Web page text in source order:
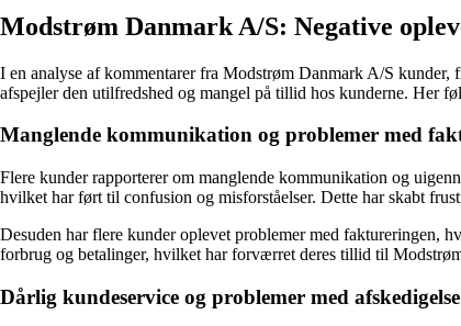
Modstrøm Danmark A/S: Negative
I en analyse af kommentarer fra Modstrøm Danmark A/S kunder,
afspejler den utilfredshed og mangel på tillid hos kunderne. Her
Manglende kommunikation og problemer med
Flere kunder rapporterer om manglende kommunikation og
hvilket har ført til confusion og misforståelser. Dette har skabt
Desuden har flere kunder oplevet problemer med faktureringen,
forbrug og betalinger, hvilket har forværret deres tillid til
Dårlig kundeservice og problemer med afskedigelse